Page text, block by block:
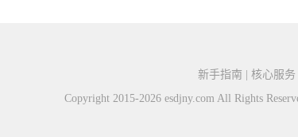
新手指南 | 核心服务
Copyright 2015-2026 esdjny.com All Rights